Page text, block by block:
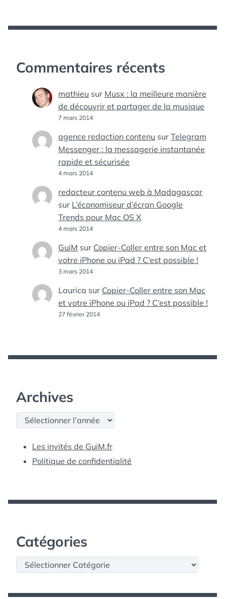
Commentaires récents
mathieu sur Musx : la meilleure manière
de découvrir et partager de la musique
7 mars 2014
agence redaction contenu sur Telegram
Messenger : la messagerie instantanée
rapide et sécurisée
4 mars 2014
redacteur contenu web à Madagascar
sur L’économiseur d’écran Google
Trends pour Mac OS X
4 mars 2014
GuiM sur Copier-Coller entre son Mac et
votre iPhone ou iPad ? C’est possible !
3 mars 2014
Laurica sur Copier-Coller entre son Mac
et votre iPhone ou iPad ? C’est possible !
27 février 2014
Archives
Archives
Les invités de GuiM.fr
Politique de confidentialité
Catégories
Catégories